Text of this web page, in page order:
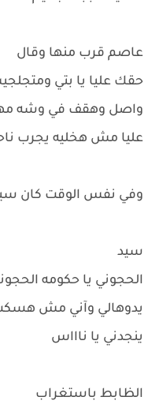
عاصم قرب منها وقال
حقك عليا يا بتي
واصل وهقف في وشه
عليا مش هخليه يجرب
وفي نفس الوقت كان
سيد
الحجوني يا حكومه
يدوهالي وآني مش
ينجدني يا ناااس
الظابط باستغراب